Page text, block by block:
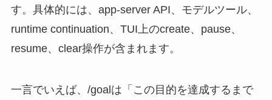
す。具体的には、app-server API、モデルツール、
runtime continuation、TUI上のcreate、pause、
resume、clear操作が含まれます。
一言でいえば、/goalは「この目的を達成するまで